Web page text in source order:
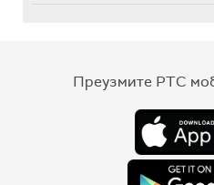
Преузмите РТС